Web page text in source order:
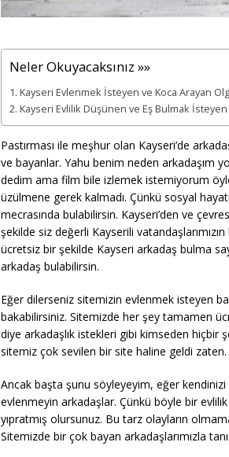
Neler Okuyacaksınız »»
Kayseri Evlenmek İsteyen ve Koca Arayan
Kayseri Evlilik Düşünen ve Eş Bulmak İsteyen
Pastırması ile meşhur olan Kayseri’de
ve bayanlar. Yahu benim neden arkadaşım
dedim ama film bile izlemek istemiyorum
üzülmene gerek kalmadı. Çünkü sosyal
mecrasında bulabilirsin. Kayseri’den ve
şekilde siz değerli Kayserili
ücretsiz bir şekilde Kayseri arkadaş bulma
arkadaş bulabilirsin.
Eğer dilerseniz sitemizin evlenmek isteyen
bakabilirsiniz. Sitemizde her şey tamamen
diye arkadaşlık istekleri gibi kimseden hiçbir
sitemiz çok sevilen bir site haline geldi zaten.
Ancak başta şunu söyleyeyim, eğer
evlenmeyin arkadaşlar. Çünkü böyle bir
yıpratmış olursunuz. Bu tarz olayların
Sitemizde bir çok bayan arkadaşlarımızla